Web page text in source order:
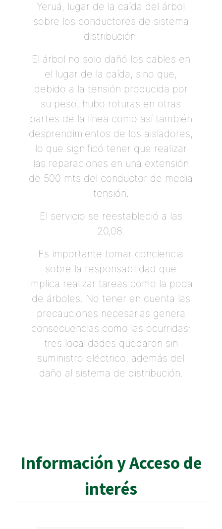
Yeruá, lugar de la caída del árbol
sobre los conductores de sistema
distribución.
El árbol no solo dañó los cables en
el lugar de la caída, sino que,
debido a la tensión producida por
su peso, hubo roturas en otras
partes de la línea como así también
desprendimientos de los aisladores,
lo que significó tener que realizar
las reparaciones en una extensión
de 500 mts del conductor de media
tensión.
El servicio se reestableció a las
20,08.
Es importante tomar conciencia
sobre la responsabilidad que
implica realizar tareas como la poda
de árboles. No tener en cuenta las
precauciones necesarias genera
consecuencias como las ocurridas:
tres localidades quedaron sin
suministro eléctrico, además del
daño al sistema de distribución.
Información y Acceso de
interés